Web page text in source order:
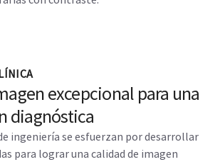
es el único sistema de mamografía en
que ofrece la misma dosis reducida
más baja para pacientes de todos los
por la FDA2. Además, la plataforma se
avanzadas, incluidas